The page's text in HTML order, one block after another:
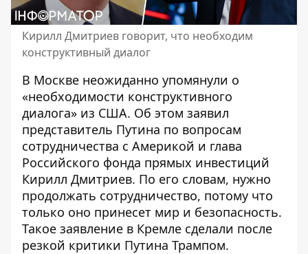
Кирилл Дмитриев говорит, что необходим
конструктивный диалог
В Москве неожиданно упомянули о
«необходимости конструктивного
диалога» из США. Об этом заявил
представитель Путина по вопросам
сотрудничества с Америкой и глава
Российского фонда прямых инвестиций
Кирилл Дмитриев. По его словам, нужно
продолжать сотрудничество, потому что
только оно принесет мир и безопасность.
Такое заявление в Кремле сделали после
резкой критики Путина Трампом.